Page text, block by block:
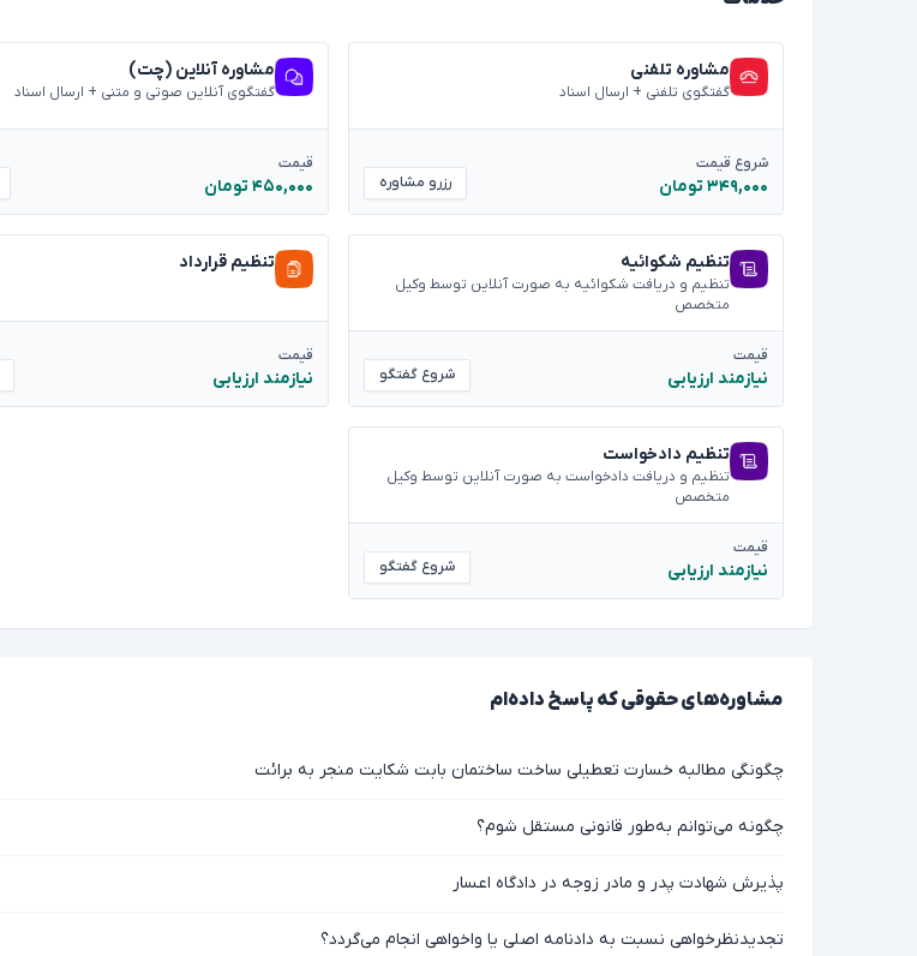
مشاوره تلفنی
گفتگوی تلفنی + ارسال اسناد
شروع قیمت
۳۴۹,۰۰۰ تومان رزرو مشاوره
مشاوره آنلاین (چت)
گفتگوی آنلاین صوتی و متنی + ارسال اسناد
قیمت
۴۵۰,۰۰۰ تومان
تنظیم شکوائیه
تنظیم و دریافت شکوائیه به صورت آنلاین توسط وکیل
متخصص
قیمت
نیازمند ارزیابی شروع گفتگو
تنظیم قرارداد
قیمت
نیازمند ارزیابی
تنظیم دادخواست
تنظیم و دریافت دادخواست به صورت آنلاین توسط وکیل
متخصص
قیمت
نیازمند ارزیابی شروع گفتگو
مشاوره‌های حقوقی که پاسخ داده‌ام
چگونگی مطالبه خسارت تعطیلی ساخت ساختمان بابت شکایت منجر به برائت
چگونه می‌توانم به‌طور قانونی مستقل شوم؟
پذیرش شهادت پدر و مادر زوجه در دادگاه اعسار
تجدیدنظرخواهی نسبت به دادنامه اصلی یا واخواهی انجام می‌گردد؟